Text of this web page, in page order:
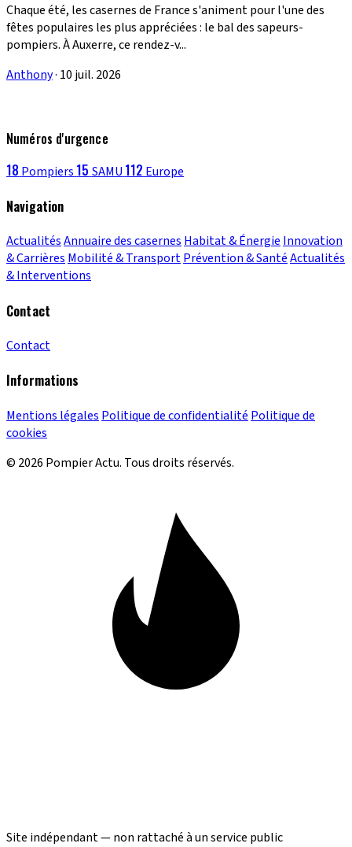
Chaque été, les casernes de France s'animent pour l'une des
fêtes populaires les plus appréciées : le bal des sapeurs-
pompiers. À Auxerre, ce rendez-v...
Anthony· 10 juil. 2026
Numéros d'urgence
18 Pompiers 15 SAMU 112 Europe
Navigation
ActualitésAnnuaire des casernesHabitat & ÉnergieInnovation
& CarrièresMobilité & TransportPrévention & SantéActualités
& Interventions
Contact
Contact
Informations
Mentions légales Politique de confidentialité Politique de
cookies
© 2026 Pompier Actu. Tous droits réservés.
Site indépendant — non rattaché à un service public